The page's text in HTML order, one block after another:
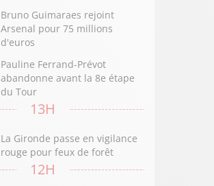
Bruno Guimaraes rejoint
Arsenal pour 75 millions
d'euros
Pauline Ferrand-Prévot
abandonne avant la 8e étape
du Tour
13H
La Gironde passe en vigilance
rouge pour feux de forêt
12H